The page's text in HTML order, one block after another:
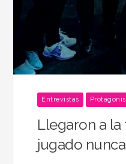
Entrevistas
Llegaron a la
jugado